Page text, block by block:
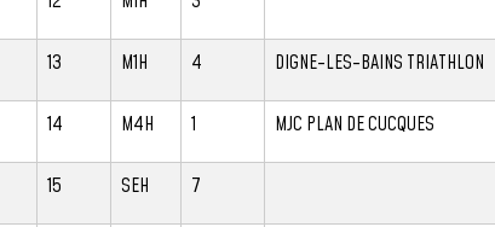
13 M1H 4 DIGNE-LES-BAINS TRIATHLON
14 M4H 1 MJC PLAN DE CUCQUES
15 SEH 7